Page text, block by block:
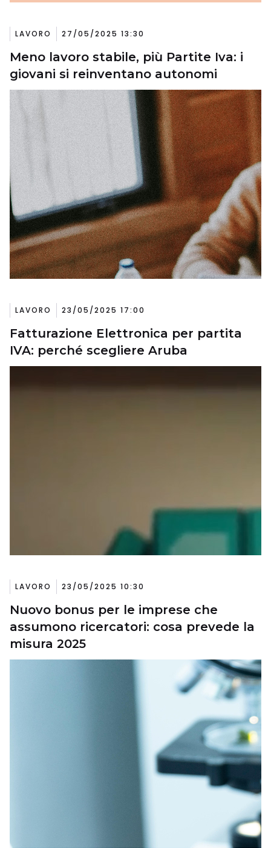
LAVORO 27/05/2025 13:30
Meno lavoro stabile, più Partite Iva: i
giovani si reinventano autonomi
LAVORO 23/05/2025 17:00
Fatturazione Elettronica per partita
IVA: perché scegliere Aruba
LAVORO 23/05/2025 10:30
Nuovo bonus per le imprese che
assumono ricercatori: cosa prevede la
misura 2025